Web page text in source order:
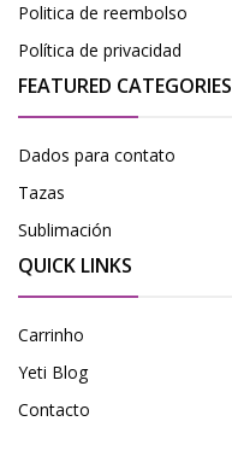
Politica de reembolso
Política de privacidad
FEATURED CATEGORIES
Dados para contato
Tazas
Sublimación
QUICK LINKS
Carrinho
Yeti Blog
Contacto